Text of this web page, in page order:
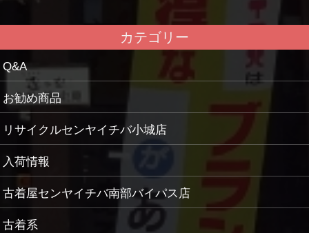
カテゴリー
Q&A
お勧め商品
リサイクルセンヤイチバ小城店
入荷情報
古着屋センヤイチバ南部バイパス店
古着系